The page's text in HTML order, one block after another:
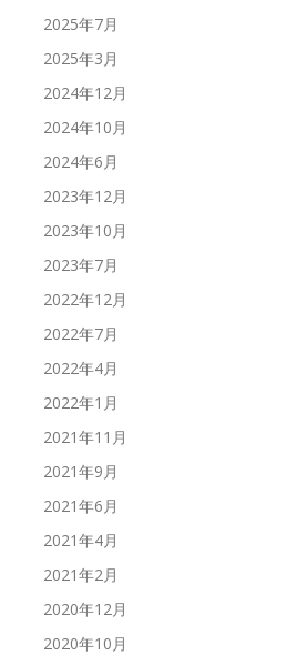
2025年7月
2025年3月
2024年12月
2024年10月
2024年6月
2023年12月
2023年10月
2023年7月
2022年12月
2022年7月
2022年4月
2022年1月
2021年11月
2021年9月
2021年6月
2021年4月
2021年2月
2020年12月
2020年10月